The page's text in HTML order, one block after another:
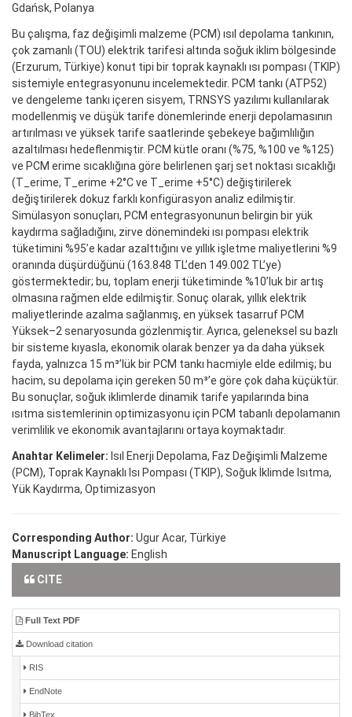
Gdańsk, Polanya
Bu çalışma, faz değişimli malzeme (PCM) ısıl depolama tankının,
çok zamanlı (TOU) elektrik tarifesi altında soğuk iklim bölgesinde
(Erzurum, Türkiye) konut tipi bir toprak kaynaklı ısı pompası (TKIP)
sistemiyle entegrasyonunu incelemektedir. PCM tankı (ATP52)
ve dengeleme tankı içeren sisyem, TRNSYS yazılımı kullanılarak
modellenmiş ve düşük tarife dönemlerinde enerji depolamasının
artırılması ve yüksek tarife saatlerinde şebekeye bağımlılığın
azaltılması hedeflenmiştir. PCM kütle oranı (%75, %100 ve %125)
ve PCM erime sıcaklığına göre belirlenen şarj set noktası sıcaklığı
(T_erime, T_erime +2°C ve T_erime +5°C) değiştirilerek
değiştirilerek dokuz farklı konfigürasyon analiz edilmiştir.
Simülasyon sonuçları, PCM entegrasyonunun belirgin bir yük
kaydırma sağladığını, zirve dönemindeki ısı pompası elektrik
tüketimini %95’e kadar azalttığını ve yıllık işletme maliyetlerini %9
oranında düşürdüğünü (163.848 TL’den 149.002 TL’ye)
göstermektedir; bu, toplam enerji tüketiminde %10’luk bir artış
olmasına rağmen elde edilmiştir. Sonuç olarak, yıllık elektrik
maliyetlerinde azalma sağlanmış, en yüksek tasarruf PCM
Yüksek–2 senaryosunda gözlenmiştir. Ayrıca, geleneksel su bazlı
bir sisteme kıyasla, ekonomik olarak benzer ya da daha yüksek
fayda, yalnızca 15 m³’lük bir PCM tankı hacmiyle elde edilmiş; bu
hacim, su depolama için gereken 50 m³’e göre çok daha küçüktür.
Bu sonuçlar, soğuk iklimlerde dinamik tarife yapılarında bina
ısıtma sistemlerinin optimizasyonu için PCM tabanlı depolamanın
verimlilik ve ekonomik avantajlarını ortaya koymaktadır.
Anahtar Kelimeler: Isıl Enerji Depolama, Faz Değişimli Malzeme
(PCM), Toprak Kaynaklı Isı Pompası (TKIP), Soğuk İklimde Isıtma,
Yük Kaydırma, Optimizasyon
Corresponding Author: Ugur Acar, Türkiye
Manuscript Language: English
CITE
Full Text PDF
Download citation
RIS
EndNote
BibTex